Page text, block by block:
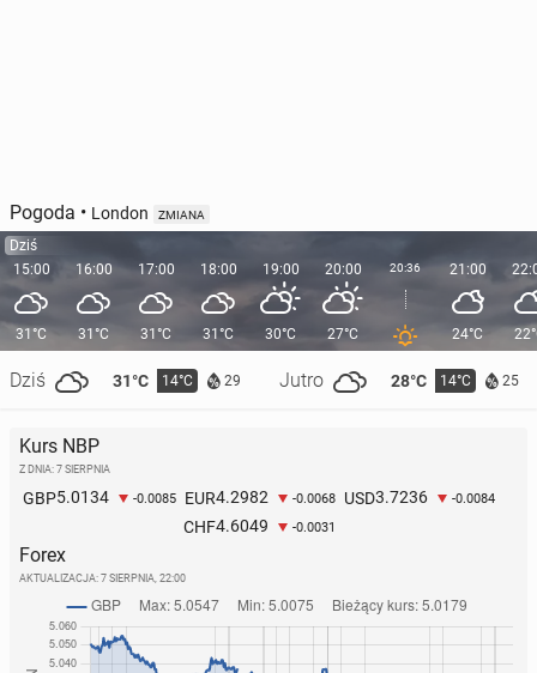
Pogoda • London ZMIANA
Dziś
15:00
31°C
Dziś 31°C 14°C 29 Jutro 28°C 14°C 25
16:00
31°C
17:00
31°C
18:00
31°C
19:00
30°C
20:00
27°C
20:36 21:00
24°C
Kurs NBP
Z DNIA: 7 SIERPNIA
GBP5.0134 -0.0085 EUR4.2982 -0.0068 USD3.7236 -0.0084
CHF4.6049 -0.0031
Forex
AKTUALIZACJA: 7 SIERPNIA, 22:00